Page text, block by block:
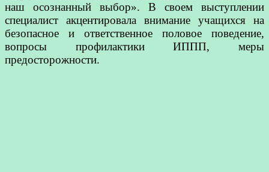
наш осознанный выбор». В своем выступлении
специалист акцентировала внимание учащихся на
безопасное и ответственное половое поведение,
вопросы профилактики ИППП, меры
предосторожности.